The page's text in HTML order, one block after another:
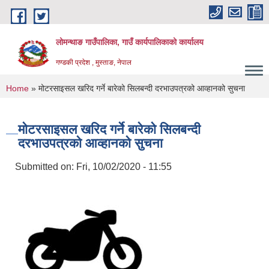
Skip to main content
लोमन्थाङ गाउँपालिका, गाउँ कार्यपालिकाको कार्यालय
गण्डकी प्रदेश , मुस्ताङ, नेपाल
You are here
Home » मोटरसाइसल खरिद गर्ने बारेको सिलबन्दी दरभाउपत्रको आव्हानको सुचना
मोटरसाइसल खरिद गर्ने बारेको सिलबन्दी
दरभाउपत्रको आव्हानको सुचना
Submitted on: Fri, 10/02/2020 - 11:55